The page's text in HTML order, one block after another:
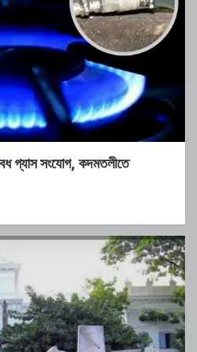
গ্যাস সংযোগ, কদমতলীতে